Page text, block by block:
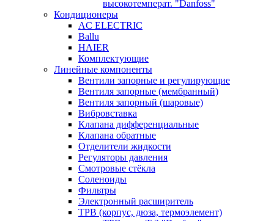
высокотемперат. "Danfoss"
Кондиционеры
AC ELECTRIC
Ballu
HAIER
Комплектующие
Линейные компоненты
Вентили запорные и регулирующие
Вентиля запорные (мембранный)
Вентиля запорный (шаровые)
Вибровставка
Клапана дифференциальные
Клапана обратные
Отделители жидкости
Регуляторы давления
Смотровые стёкла
Соленоиды
Фильтры
Электронный расширитель
ТРВ (корпус, дюза, термоэлемент)